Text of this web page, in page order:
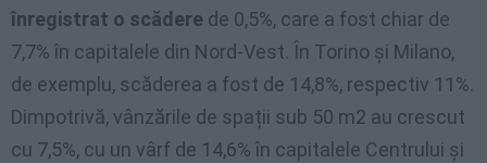
înregistrat o scădere de 0,5%, care a fost chiar de
7,7% în capitalele din Nord-Vest. În Torino și Milano,
de exemplu, scăderea a fost de 14,8%, respectiv 11%.
Dimpotrivă, vânzările de spații sub 50 m2 au crescut
cu 7,5%, cu un vârf de 14,6% în capitalele Centrului și